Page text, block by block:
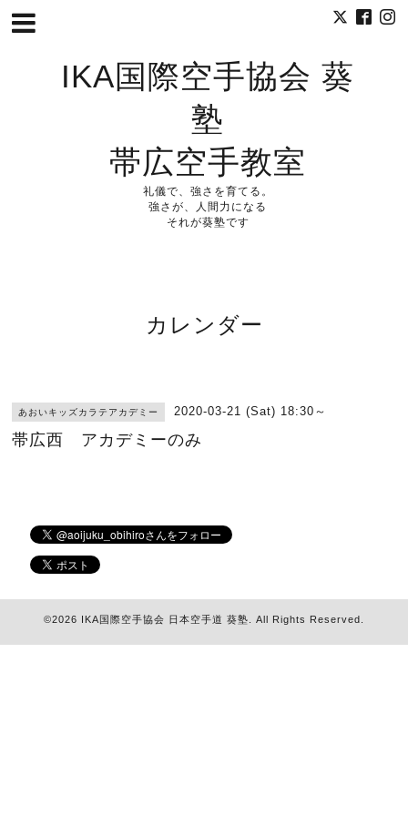
IKA国際空手協会 葵
塾
帯広空手教室
礼儀で、強さを育てる。
強さが、人間力になる
それが葵塾です
カレンダー
あおいキッズカラテアカデミー 2020-03-21 (Sat) 18:30～
帯広西 アカデミーのみ
©2026 IKA国際空手協会 日本空手道 葵塾 . All Rights Reserved.